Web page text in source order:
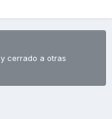
cerrado a otras